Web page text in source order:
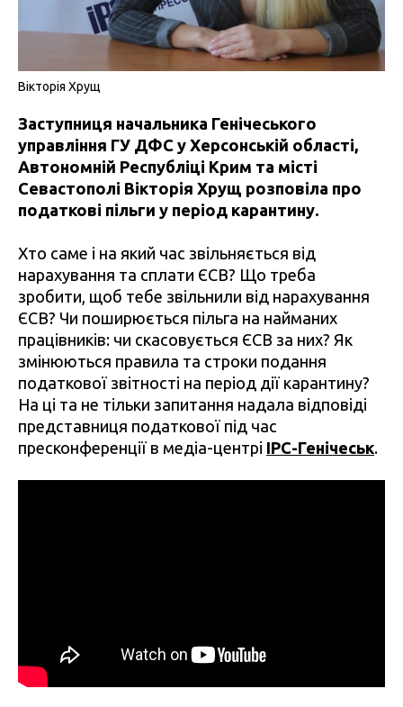
Вікторія Хрущ
Заступниця начальника Генічеського
управління ГУ ДФС у Херсонській області,
Автономній Республіці Крим та місті
Севастополі Вікторія Хрущ розповіла про
податкові пільги у період карантину.
Хто саме і на який час звільняється від
нарахування та сплати ЄСВ? Що треба
зробити, щоб тебе звільнили від нарахування
ЄСВ? Чи поширюється пільга на найманих
працівників: чи скасовується ЄСВ за них? Як
змінюються правила та строки подання
податкової звітності на період дії карантину?
На ці та не тільки запитання надала відповіді
представниця податкової під час
пресконференції в медіа-центрі IPC-Генічеськ.